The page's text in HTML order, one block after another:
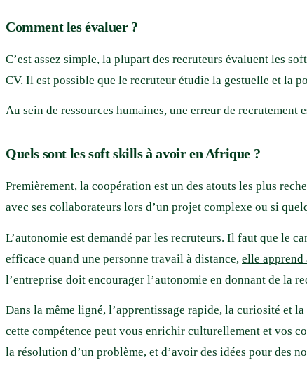
Comment les évaluer ?
C’est assez simple, la plupart des recruteurs évaluent les
CV. Il est possible que le recruteur étudie la gestuelle et la
Au sein de ressources humaines, une erreur de
Quels sont les soft skills à avoir en Afrique ?
Premièrement, la coopération est un des atouts les plus
avec ses collaborateurs lors d’un projet complexe ou si
L’autonomie est demandé par les recruteurs. Il faut que le
efficace quand une personne travail à distance, elle apprend
l’entreprise doit encourager l’autonomie en donnant de la
Dans la même ligné, l’apprentissage rapide, la curiosité et
cette compétence peut vous enrichir culturellement et vos
la résolution d’un problème, et d’avoir des idées pour des